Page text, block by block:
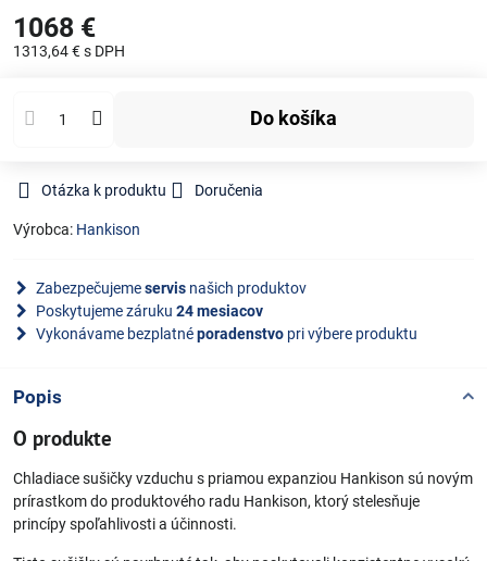
1068 €
1313,64 €s DPH
Do košíka
Otázka k produktu Doručenia
Výrobca: Hankison
Zabezpečujemeservis našich produktov
Poskytujeme záruku 24 mesiacov
Vykonávame bezplatnéporadenstvo pri výbere produktu
Popis
O produkte
Chladiace sušičky vzduchu s priamou expanziou Hankison sú novým
prírastkom do produktového radu Hankison, ktorý stelesňuje
princípy spoľahlivosti a účinnosti.